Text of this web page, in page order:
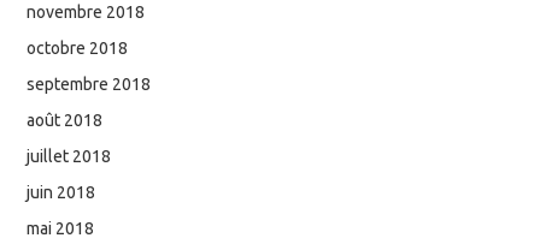
novembre 2018
octobre 2018
septembre 2018
août 2018
juillet 2018
juin 2018
mai 2018